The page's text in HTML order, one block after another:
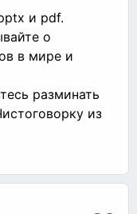
и pdf.
о
в мире и
разминать
из